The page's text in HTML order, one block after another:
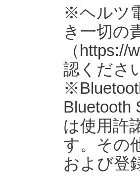
※ヘルツ
き一切の
（
認くださ
Bluetooth
は使用許
す。その
および登